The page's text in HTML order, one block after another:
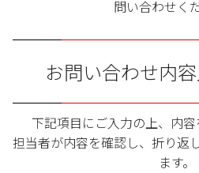
問い合わせく
お問い合わせ内
下記項目にご入力の上、内容
担当者が内容を確認し、折り返
ます。